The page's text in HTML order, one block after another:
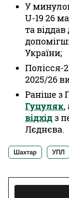
У
U-19 26
та віддав
України;
Полісся-
2025/26
Раніше з
Гуцуляк,
відхідз
Лєднєва.
Шахтар УПЛ